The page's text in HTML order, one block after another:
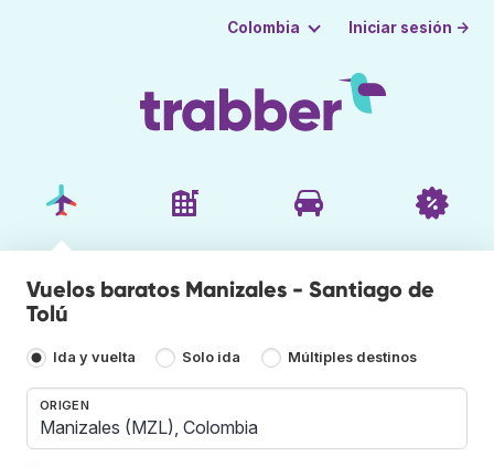
Colombia Iniciar sesión →
Vuelos baratos Manizales - Santiago de
Tolú
Ida y vuelta Solo ida Múltiples destinos
ORIGEN